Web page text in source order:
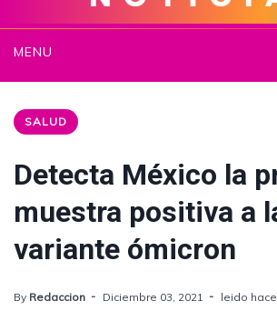
MENU
SALUD
Detecta México la
muestra positiva a
variante ómicron
By Redaccion Diciembre 03, 2021 leido